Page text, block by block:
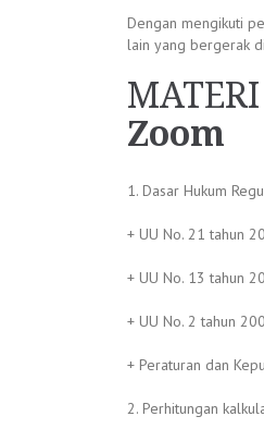
Dengan mengikuti
lain yang bergerak
MATERI
Zoom
1. Dasar Hukum
+ UU No. 21 tahun
+ UU No. 13 tahun
+ UU No. 2 tahun
+ Peraturan dan
2. Perhitungan